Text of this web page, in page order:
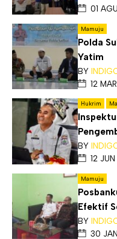
01
Mamuju
Polda
Yatim
BY
12
Hukrim
BY
12
Mamuju
Efektif
BY
30